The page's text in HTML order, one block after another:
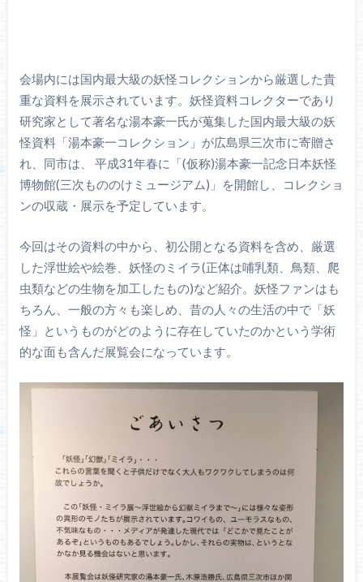
会場内には国内最大級の妖怪コレクションから厳選した貴
重な資料を展示されています。妖怪資料コレクターであり
研究家として著名な湯本豪一氏が蒐集した国内最大級の妖
怪資料「湯本豪一コレクション」が広島県三次市に寄贈さ
れ、同市は、 平成31年春に「(仮称)湯本豪一記念日本妖怪
博物館(三次もののけミュージアム)」を開館し、コレクショ
ンの収蔵・展示を予定しています。
今回はその資料の中から、初公開となる資料を含め、厳選
した浮世絵や絵巻、妖怪のミイラ(正体は哺乳類、鳥類、爬
虫類などの生物を加工したもの)など紹介。妖怪ファンはも
ちろん、一般の方々も楽しめ、昔の人々の生活の中で「妖
怪」というものがどのように存在していたのかという学術
的な面も含んだ展覧会になっています。